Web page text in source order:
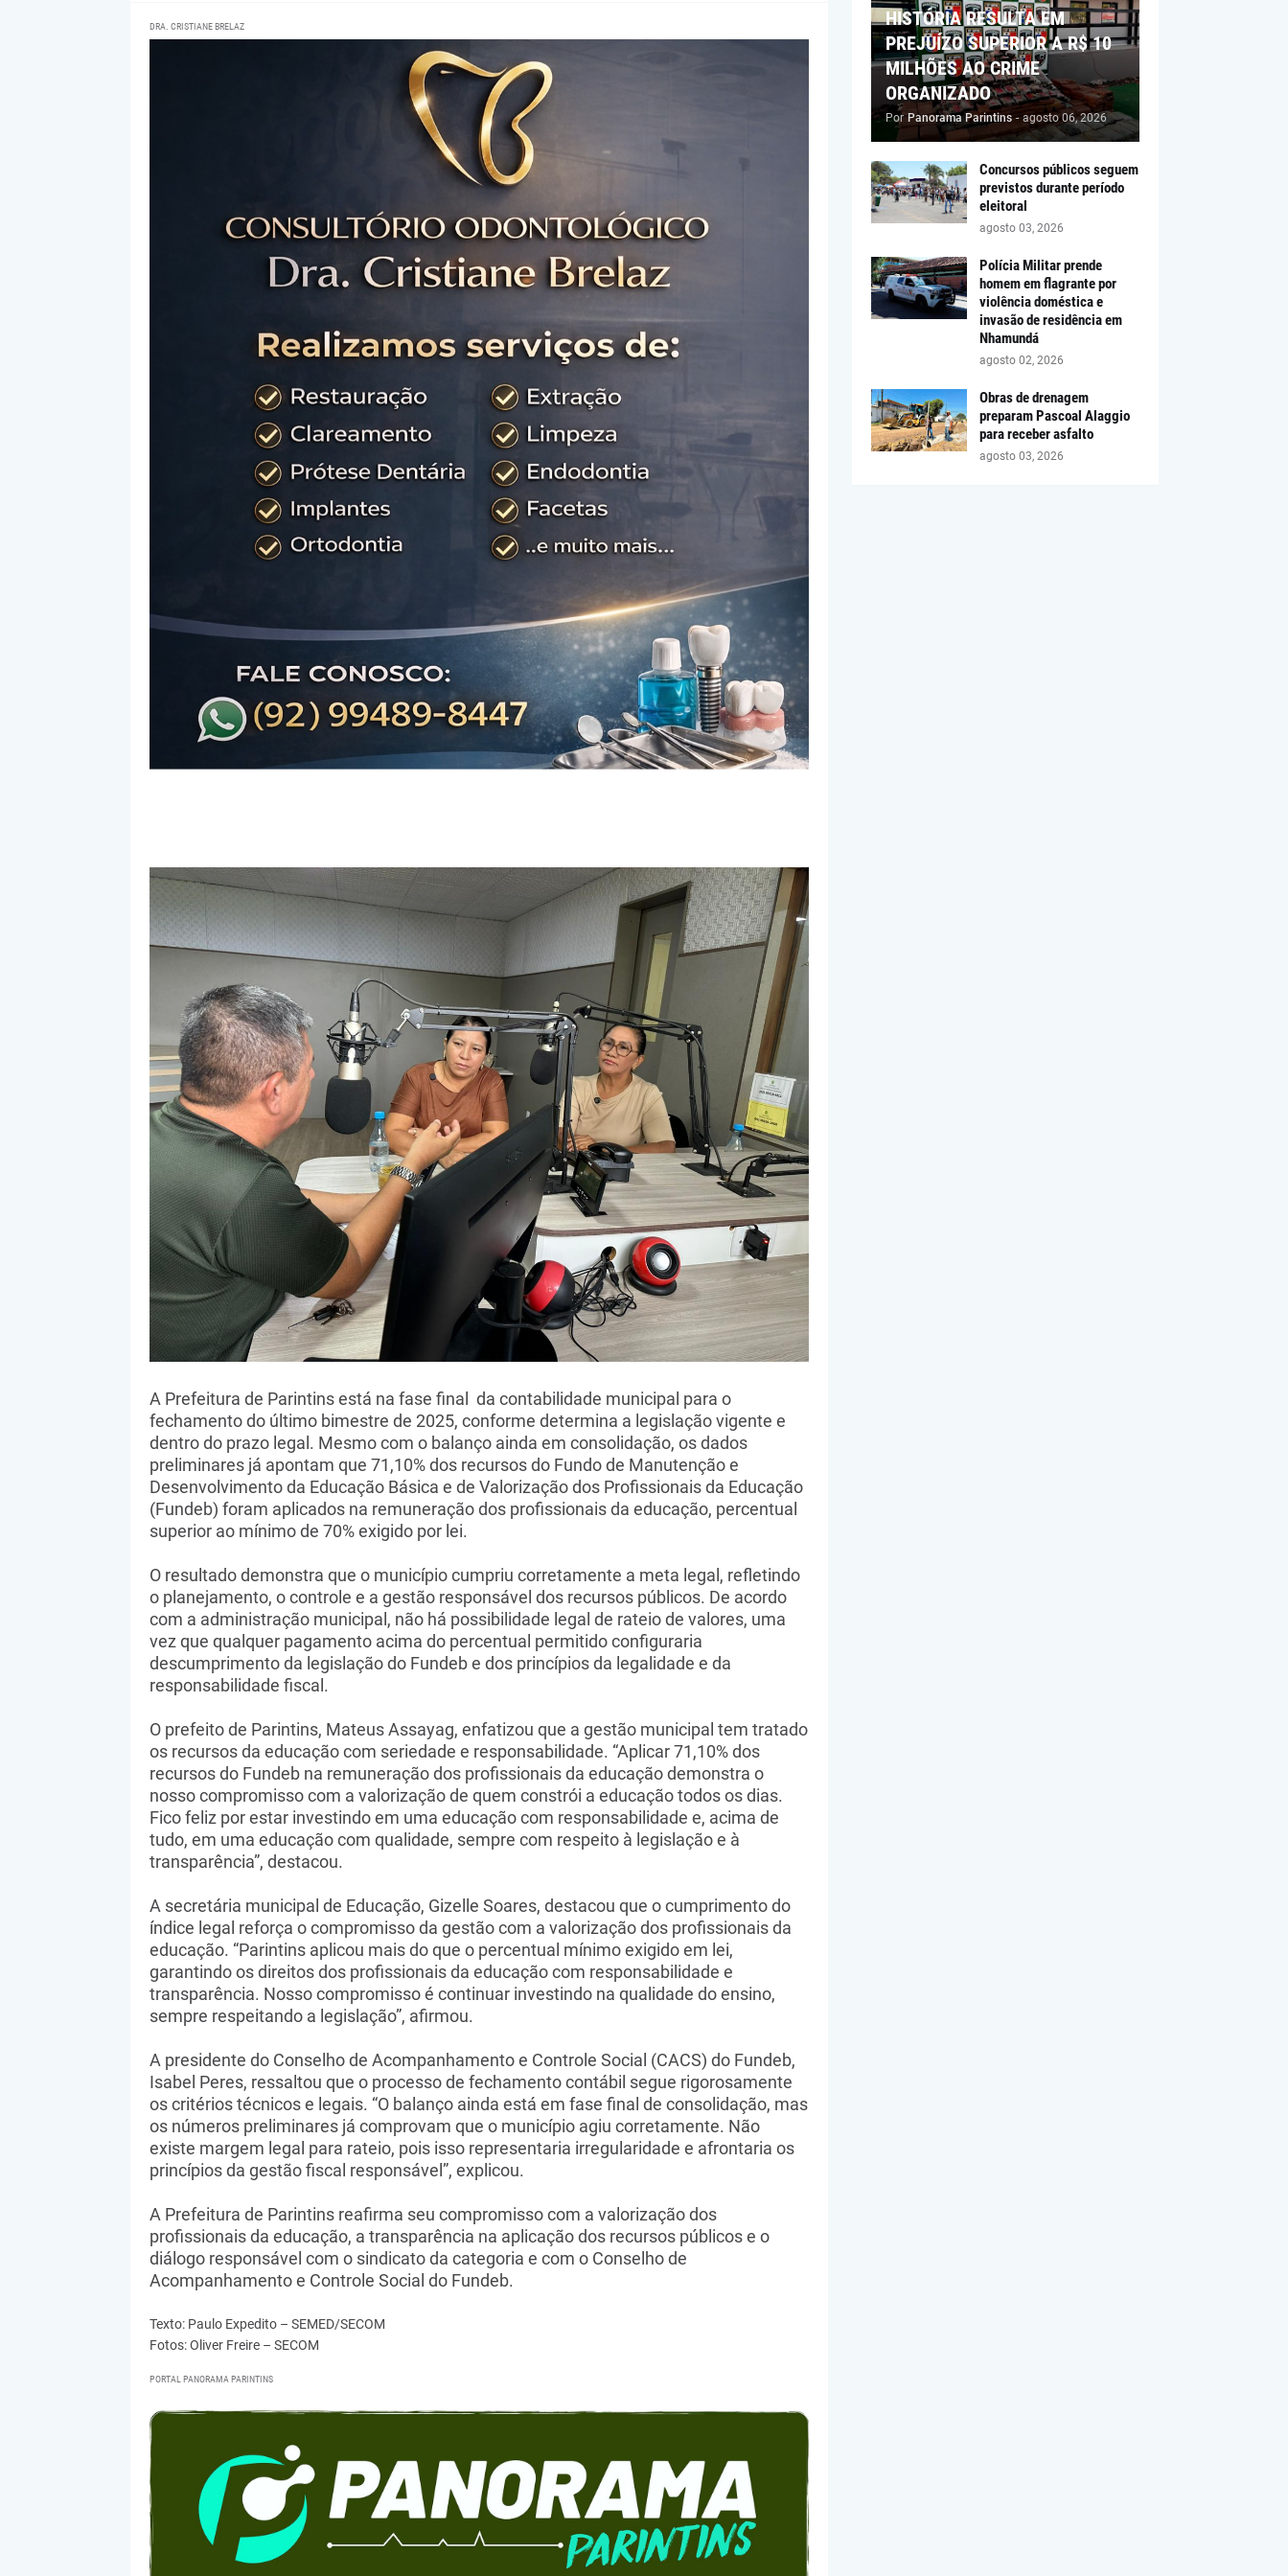
DRA. CRISTIANE BRELAZ
A Prefeitura de Parintins está na fase final da contabilidade municipal para o
fechamento do último bimestre de 2025, conforme determina a legislação vigente e
dentro do prazo legal. Mesmo com o balanço ainda em consolidação, os dados
preliminares já apontam que 71,10% dos recursos do Fundo de Manutenção e
Desenvolvimento da Educação Básica e de Valorização dos Profissionais da Educação
(Fundeb) foram aplicados na remuneração dos profissionais da educação, percentual
superior ao mínimo de 70% exigido por lei.
O resultado demonstra que o município cumpriu corretamente a meta legal, refletindo
o planejamento, o controle e a gestão responsável dos recursos públicos. De acordo
com a administração municipal, não há possibilidade legal de rateio de valores, uma
vez que qualquer pagamento acima do percentual permitido configuraria
descumprimento da legislação do Fundeb e dos princípios da legalidade e da
responsabilidade fiscal.
O prefeito de Parintins, Mateus Assayag, enfatizou que a gestão municipal tem tratado
os recursos da educação com seriedade e responsabilidade. “Aplicar 71,10% dos
recursos do Fundeb na remuneração dos profissionais da educação demonstra o
nosso compromisso com a valorização de quem constrói a educação todos os dias.
Fico feliz por estar investindo em uma educação com responsabilidade e, acima de
tudo, em uma educação com qualidade, sempre com respeito à legislação e à
transparência”, destacou.
A secretária municipal de Educação, Gizelle Soares, destacou que o cumprimento do
índice legal reforça o compromisso da gestão com a valorização dos profissionais da
educação. “Parintins aplicou mais do que o percentual mínimo exigido em lei,
garantindo os direitos dos profissionais da educação com responsabilidade e
transparência. Nosso compromisso é continuar investindo na qualidade do ensino,
sempre respeitando a legislação”, afirmou.
A presidente do Conselho de Acompanhamento e Controle Social (CACS) do Fundeb,
Isabel Peres, ressaltou que o processo de fechamento contábil segue rigorosamente
os critérios técnicos e legais. “O balanço ainda está em fase final de consolidação, mas
os números preliminares já comprovam que o município agiu corretamente. Não
existe margem legal para rateio, pois isso representaria irregularidade e afrontaria os
princípios da gestão fiscal responsável”, explicou.
A Prefeitura de Parintins reafirma seu compromisso com a valorização dos
profissionais da educação, a transparência na aplicação dos recursos públicos e o
diálogo responsável com o sindicato da categoria e com o Conselho de
Acompanhamento e Controle Social do Fundeb.
Texto: Paulo Expedito – SEMED/SECOM
Fotos: Oliver Freire – SECOM
PORTAL PANORAMA PARINTINS
HISTÓRIA RESULTA EM
PREJUÍZO SUPERIOR A R$ 10
MILHÕES AO CRIME
ORGANIZADO
Por Panorama Parintins - agosto 06, 2026
Concursos públicos seguem
previstos durante período
eleitoral
agosto 03, 2026
Polícia Militar prende
homem em flagrante por
violência doméstica e
invasão de residência em
Nhamundá
agosto 02, 2026
Obras de drenagem
preparam Pascoal Alaggio
para receber asfalto
agosto 03, 2026